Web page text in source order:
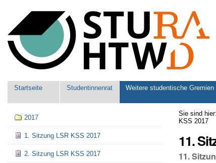
Werkzeuge
Sektionen
Startseite Studentinnenrat Weitere studentische Gremien
Sie sind hier:
KSS 2017
11.
11.
Navigation
2017
1. Sitzung LSR KSS 2017
2. Sitzung LSR KSS 2017